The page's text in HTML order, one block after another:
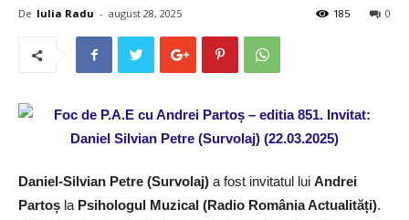
De Iulia Radu - august 28, 2025 0
185
Daniel-Silvian Petre (Survolaj) a fost invitatul lui Andrei
Partoș la Psihologul Muzical (Radio România Actualități).